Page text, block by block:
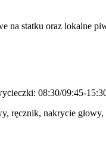
na statku oraz lokalne
08:30/09:45-
ręcznik, nakrycie